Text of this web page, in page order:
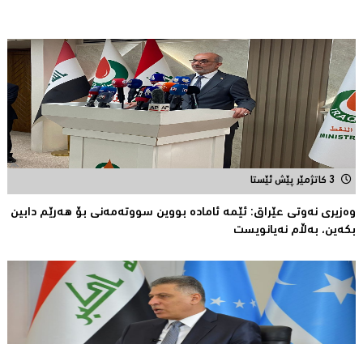
3 کاتژمێر پێش ئێستا
وەزیری نەوتی عێراق: ئێمە ئامادە بووین سووتەمەنی بۆ هەرێم دابین
بكەین، بەڵام نەیانویست